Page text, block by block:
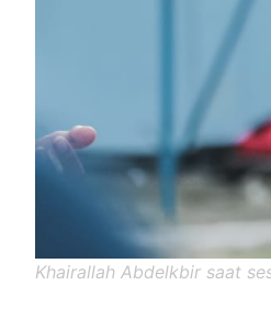
Khairallah Abdelkbir saat